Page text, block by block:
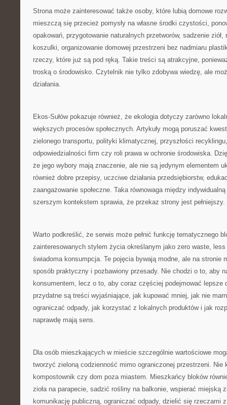
Strona może zainteresować także osoby, które lubią domowe
mieszczą się przecież pomysły na własne środki czystości,
opakowań, przygotowanie naturalnych przetworów, sadzenie
koszulki, organizowanie domowej przestrzeni bez nadmiaru
rzeczy, które już są pod ręką. Takie treści są atrakcyjne,
troską o środowisko. Czytelnik nie tylko zdobywa wiedzę, ale
działania.
Ekos-Sułów pokazuje również, że ekologia dotyczy zarówno
większych procesów społecznych. Artykuły mogą poruszać
zielonego transportu, polityki klimatycznej, przyszłości
odpowiedzialności firm czy roli prawa w ochronie środowiska.
że jego wybory mają znaczenie, ale nie są jedynym elementem
również dobre przepisy, uczciwe działania przedsiębiorstw,
zaangażowanie społeczne. Taka równowaga między
szerszym kontekstem sprawia, że przekaz strony jest pełniejszy.
Warto podkreślić, że serwis może pełnić funkcję tematycznego
zainteresowanych stylem życia określanym jako zero waste,
świadoma konsumpcja. Te pojęcia bywają modne, ale na stronie
sposób praktyczny i pozbawiony przesady. Nie chodzi o to, aby
konsumentem, lecz o to, aby coraz częściej podejmować lepsze
przydatne są treści wyjaśniające, jak kupować mniej, jak nie
ograniczać odpady, jak korzystać z lokalnych produktów i jak
naprawdę mają sens.
Dla osób mieszkających w mieście szczególnie wartościowe
tworzyć zieloną codzienność mimo ograniczonej przestrzeni. Nie
kompostownik czy dom poza miastem. Mieszkańcy bloków
zioła na parapecie, sadzić rośliny na balkonie, wspierać miejską
komunikację publiczną, ograniczać odpady, dzielić się rzeczami